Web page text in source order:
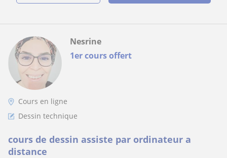
1er cours offert
Nesrine
Cours en ligne
Dessin technique
cours de dessin assiste par ordinateur a
distance